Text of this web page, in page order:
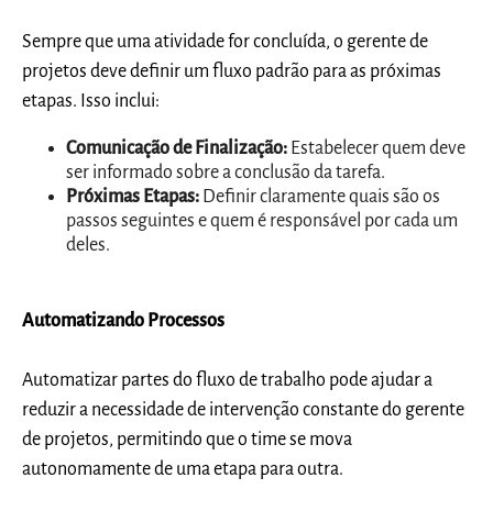
Sempre que uma atividade for concluída, o gerente de
projetos deve definir um fluxo padrão para as próximas
etapas. Isso inclui:
Comunicação de Finalização: Estabelecer quem deve
ser informado sobre a conclusão da tarefa.
Próximas Etapas: Definir claramente quais são os
passos seguintes e quem é responsável por cada um
deles.
Automatizando Processos
Automatizar partes do fluxo de trabalho pode ajudar a
reduzir a necessidade de intervenção constante do gerente
de projetos, permitindo que o time se mova
autonomamente de uma etapa para outra.